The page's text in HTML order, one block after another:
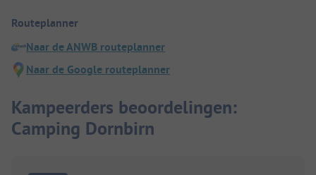
Routeplanner
Naar de ANWB routeplanner
Naar de Google routeplanner
Kampeerders beoordelingen:
Camping Dornbirn